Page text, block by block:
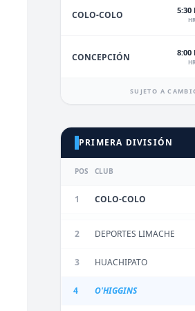
COLO-COLO 5:30
CONCEPCIÓN 8:00
SUJETO A
PRIMERA DIVISIÓN
POS CLUB
1 COLO-COLO
2 DEPORTES LIMACHE
3 HUACHIPATO
4 O'HIGGINS